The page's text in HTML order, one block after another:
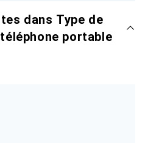
dans Type de
portable